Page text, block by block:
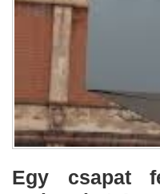
Egy csapat